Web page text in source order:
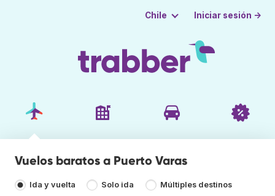
Chile Iniciar sesión →
Vuelos baratos a Puerto Varas
Ida y vuelta Solo ida Múltiples destinos